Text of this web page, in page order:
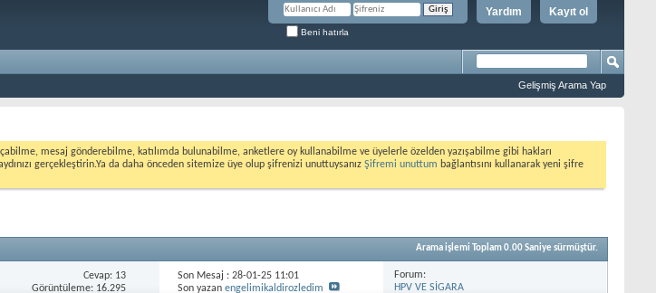
Kayıt ol
Yardım
Beni hatırla
Gelişmiş Arama Yap
mesaj gönderebilme, katılımda bulunabilme, anketlere oy kullanabilme ve üyelerle özelden yazışabilme gibi hakları
gerçekleştirin.Ya da daha önceden sitemize üye olup şifrenizi unuttuysanız Şifremi unuttum bağlantısını kullanarak yeni şifre
Arama işlemi Toplam0.00Saniye sürmüştür.
Cevap: 13
Görüntüleme: 16.295
Son Mesaj : 28-01-25 11:01
Son yazanengelimikaldirozledim
Forum:
HPV VE SİGARA